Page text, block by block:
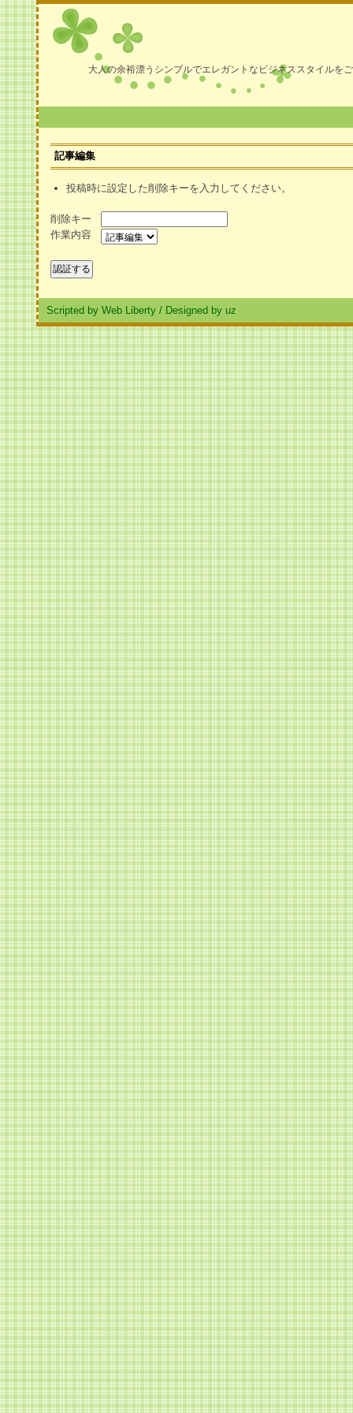
大人の余裕漂うシンプルでエレガントなビジネススタイルを
記事編集
投稿時に設定した削除キーを入力してください。
削除キー
作業内容
Scripted by Web Liberty / Designed by uz